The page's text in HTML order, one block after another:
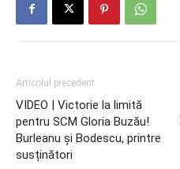
Articolul precedent
VIDEO | Victorie la limită
pentru SCM Gloria Buzău!
Burleanu și Bodescu, printre
susținători